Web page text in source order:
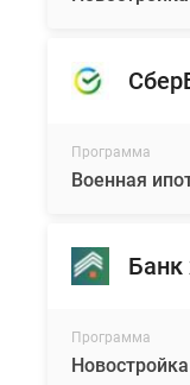
Программа
Военная
Программа
Новостройка